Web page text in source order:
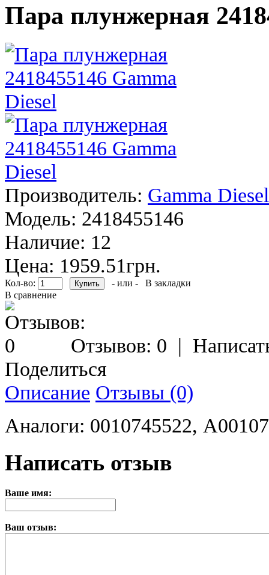
Пара плунжерная
Производитель: Gamma Diesel
Модель: 2418455146
Наличие: 12
Цена: 1959.51грн.
Кол-во: - или -
В закладки
В сравнение
Отзывов: 0 |
Поделиться
Описание Отзывы (0)
Аналоги: 0010745522,
Написать отзыв
Ваше имя:
Ваш отзыв: